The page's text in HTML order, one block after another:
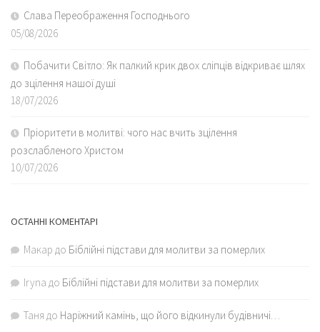
Слава Переображення Господнього
05/08/2026
Побачити Світло: Як палкий крик двох сліпців відкриває шлях
до зцілення нашої душі
18/07/2026
Пріоритети в молитві: чого нас вчить зцілення
розслабленого Христом
10/07/2026
ОСТАННІ КОМЕНТАРІ
Макар до Біблійні підстави для молитви за померлих
Iryna до Біблійні підстави для молитви за померлих
Таня до Наріжний камінь, що його відкинули будівничі…